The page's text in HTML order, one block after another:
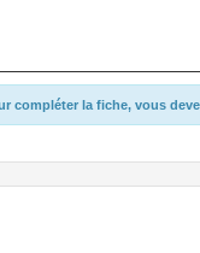
compléter la fiche, vous